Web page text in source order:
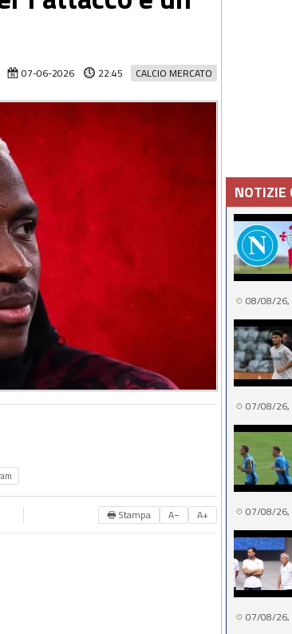
CALCIO MERCATO
07-06-2026 22:45
🖶 Stampa A− A+
NOTIZIE
08/08/26,
07/08/26,
07/08/26,
07/08/26,